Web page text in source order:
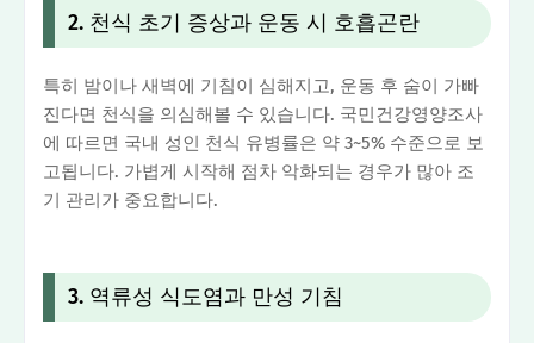
2. 천식 초기 증상과 운동 시 호흡곤란
특히 밤이나 새벽에 기침이 심해지고, 운동 후 숨이 가빠
진다면 천식을 의심해볼 수 있습니다. 국민건강영양조사
에 따르면 국내 성인 천식 유병률은 약 3~5% 수준으로 보
고됩니다. 가볍게 시작해 점차 악화되는 경우가 많아 조
기 관리가 중요합니다.
3. 역류성 식도염과 만성 기침